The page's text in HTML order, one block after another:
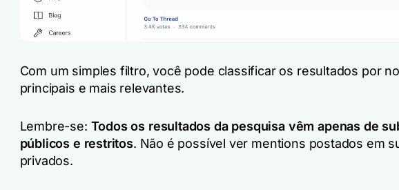
Com um simples filtro, você pode classificar os resultados por
principais e mais relevantes.
Lembre-se: Todos os resultados da pesquisa vêm apenas de
públicos e restritos. Não é possível ver mentions postados em
privados.